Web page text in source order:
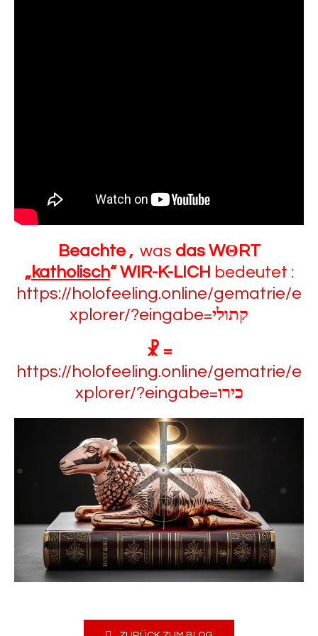
Beachte , was das WΘRT
„katholisch“ WIR-K-LICH bedeutet :
https://holofeeling.online/gematrie/e
xplorer/?eingabe=קתולי
☧ =
https://holofeeling.online/gematrie/e
xplorer/?eingabe=כירו